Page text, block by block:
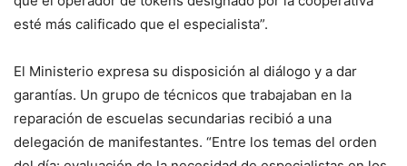
esté más calificado que el especialista”.
El Ministerio expresa su disposición al diálogo y a dar
garantías. Un grupo de técnicos que trabajaban en la
reparación de escuelas secundarias recibió a una
delegación de manifestantes. “Entre los temas del orden